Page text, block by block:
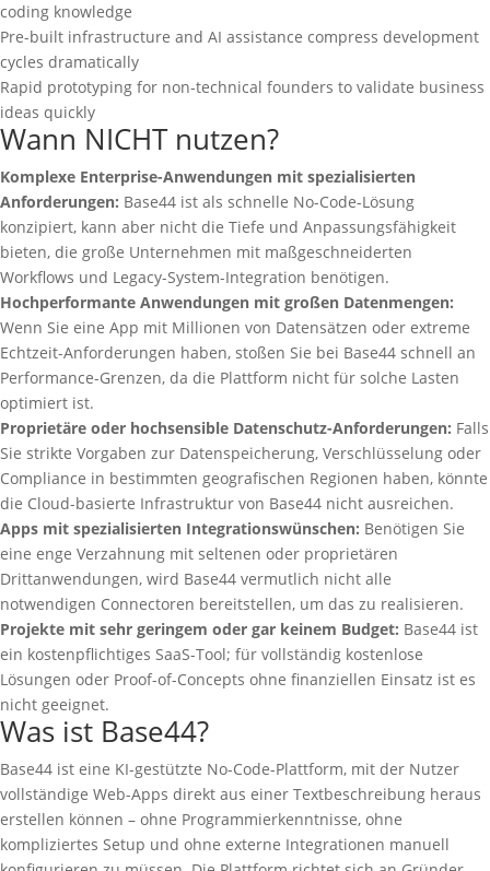
coding knowledge
Pre-built infrastructure and AI assistance compress development
cycles dramatically
Rapid prototyping for non-technical founders to validate business
ideas quickly
Wann NICHT nutzen?
Komplexe Enterprise-Anwendungen mit spezialisierten
Anforderungen: Base44 ist als schnelle No-Code-Lösung
konzipiert, kann aber nicht die Tiefe und Anpassungsfähigkeit
bieten, die große Unternehmen mit maßgeschneiderten
Workflows und Legacy-System-Integration benötigen.
Hochperformante Anwendungen mit großen Datenmengen:
Wenn Sie eine App mit Millionen von Datensätzen oder extreme
Echtzeit-Anforderungen haben, stoßen Sie bei Base44 schnell an
Performance-Grenzen, da die Plattform nicht für solche Lasten
optimiert ist.
Proprietäre oder hochsensible Datenschutz-Anforderungen: Falls
Sie strikte Vorgaben zur Datenspeicherung, Verschlüsselung oder
Compliance in bestimmten geografischen Regionen haben, könnte
die Cloud-basierte Infrastruktur von Base44 nicht ausreichen.
Apps mit spezialisierten Integrationswünschen: Benötigen Sie
eine enge Verzahnung mit seltenen oder proprietären
Drittanwendungen, wird Base44 vermutlich nicht alle
notwendigen Connectoren bereitstellen, um das zu realisieren.
Projekte mit sehr geringem oder gar keinem Budget: Base44 ist
ein kostenpflichtiges SaaS-Tool; für vollständig kostenlose
Lösungen oder Proof-of-Concepts ohne finanziellen Einsatz ist es
nicht geeignet.
Was ist Base44?
Base44 ist eine KI-gestützte No-Code-Plattform, mit der Nutzer
vollständige Web-Apps direkt aus einer Textbeschreibung heraus
erstellen können – ohne Programmierkenntnisse, ohne
kompliziertes Setup und ohne externe Integrationen manuell